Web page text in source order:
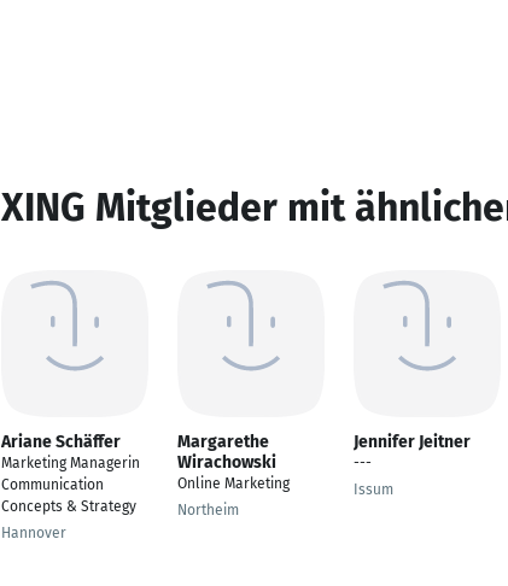
XING Mitglieder mit
Ariane Schäffer
Marketing Managerin
Communication
Concepts & Strategy
Hannover
Margarethe
Wirachowski
Online Marketing
Northeim
Jennifer Jeitner
---
Issum